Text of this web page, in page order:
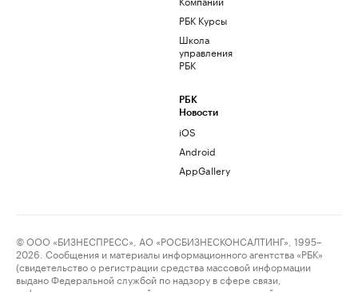
РБК Курсы
Школа
управления
РБК
РБК
Новости
iOS
Android
AppGallery
© ООО «БИЗНЕСПРЕСС», АО «РОСБИЗНЕСКОНСАЛТИНГ», 1995–
2026. Сообщения и материалы информационного агентства «РБК»
(свидетельство о регистрации средства массовой информации
выдано Федеральной службой по надзору в сфере связи,